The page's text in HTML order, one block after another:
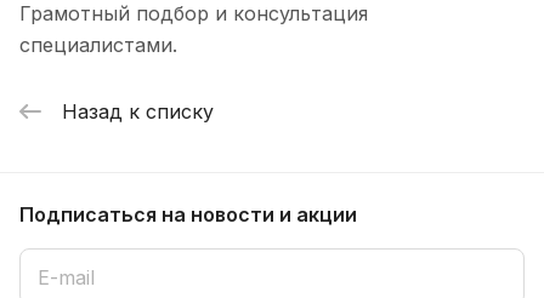
Грамотный подбор и консультация
специалистами.
Назад к списку
Подписаться на новости и акции